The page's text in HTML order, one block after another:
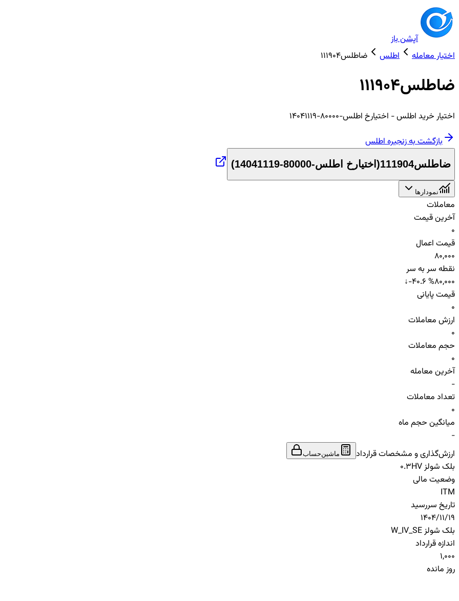
آپشن باز
اختیار معامله
اطلس ضاطلس111904
ضاطلس111904
اختیار خرید اطلس- اختیارخ اطلس-80000-14041119
بازگشت به زنجیرهاطلس
ضاطلس111904 ( اختیارخ اطلس-80000-14041119 )
نمودارها
معاملات
آخرین قیمت
0
قیمت اعمال
80,000
نقطه سر به سر
80,000
↓-40.6 %
قیمت پایانی
0
ارزش معاملات
0
حجم معاملات
0
آخرین معامله
-
تعداد معاملات
0
میانگین حجم ماه
-
ارزش‌گذاری و مشخصات قرارداد
ماشین‌حساب
بلک شولز HV
0.3
وضعیت مالی
ITM
تاریخ سررسید
1404/11/19
بلک شولز W_IV_SE
اندازه قرارداد
1,000
روز مانده